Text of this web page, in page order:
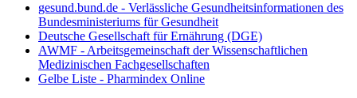
gesund.bund.de - Verlässliche Gesundheitsinformationen des
Bundesministeriums für Gesundheit
Deutsche Gesellschaft für Ernährung (DGE)
AWMF - Arbeitsgemeinschaft der Wissenschaftlichen
Medizinischen Fachgesellschaften
Gelbe Liste - Pharmindex Online